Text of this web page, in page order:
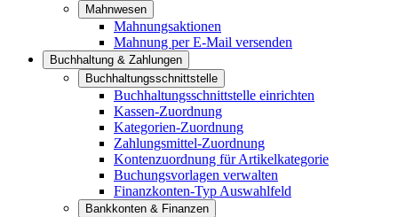
Mahnwesen
Mahnungsaktionen
Mahnung per E-Mail versenden
Buchhaltung & Zahlungen
Buchhaltungsschnittstelle
Buchhaltungsschnittstelle einrichten
Kassen-Zuordnung
Kategorien-Zuordnung
Zahlungsmittel-Zuordnung
Kontenzuordnung für Artikelkategorie
Buchungsvorlagen verwalten
Finanzkonten-Typ Auswahlfeld
Bankkonten & Finanzen